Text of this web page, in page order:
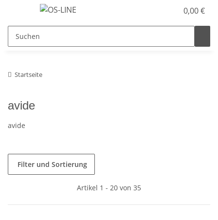
0,00 €
Startseite
avide
avide
Filter und Sortierung
Artikel 1 - 20 von 35